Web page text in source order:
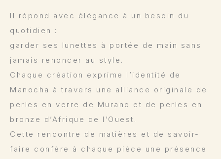
Il répond avec élégance à un besoin du
quotidien :
garder ses lunettes à portée de main sans
jamais renoncer au style.
Chaque création exprime l’identité de
Manocha à travers une alliance originale de
perles en verre de Murano et de perles en
bronze d’Afrique de l’Ouest.
Cette rencontre de matières et de savoir-
faire confère à chaque pièce une présence